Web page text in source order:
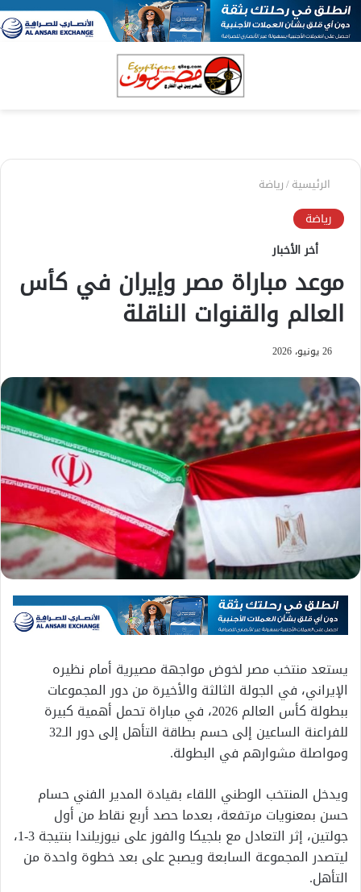
الرئيسية/رياضة
رياضة
أخر الأخبار
موعد مباراة مصر وإيران في كأس
العالم والقنوات الناقلة
26 يونيو، 2026
يستعد منتخب مصر لخوض مواجهة مصيرية أمام نظيره
الإيراني، في الجولة الثالثة والأخيرة من دور المجموعات
ببطولة كأس العالم 2026، في مباراة تحمل أهمية كبيرة
للفراعنة الساعين إلى حسم بطاقة التأهل إلى دور الـ32
ومواصلة مشوارهم في البطولة.
ويدخل المنتخب الوطني اللقاء بقيادة المدير الفني حسام
حسن بمعنويات مرتفعة، بعدما حصد أربع نقاط من أول
جولتين، إثر التعادل مع بلجيكا والفوز على نيوزيلندا بنتيجة 3-1،
ليتصدر المجموعة السابعة ويصبح على بعد خطوة واحدة من
التأهل.